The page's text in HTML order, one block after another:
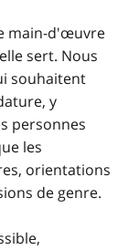
main-d'œuvre
sert. Nous
souhaitent
y
personnes
les
orientations
de genre.